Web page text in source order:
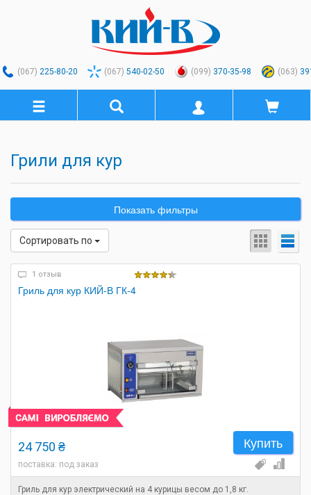
(067) 225-80-20 (067) 540-02-50 (099) 370-35-98 (063)
Показать фильтры
Сортировать по
1 отзыв
Гриль для кур КИЙ-В ГК-4
Купить
24 750 ₴
поставка: под заказ
Гриль для кур электрический на 4 курицы весом до 1,8 кг.
Грили для кур